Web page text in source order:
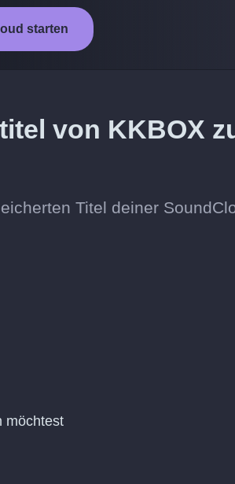
starten
von KKBOX
Titel deiner
möchtest